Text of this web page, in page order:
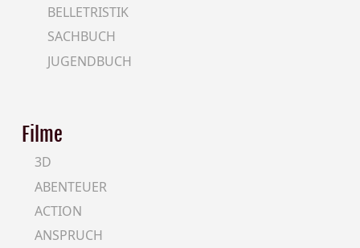
BELLETRISTIK
SACHBUCH
JUGENDBUCH
Filme
3D
ABENTEUER
ACTION
ANSPRUCH